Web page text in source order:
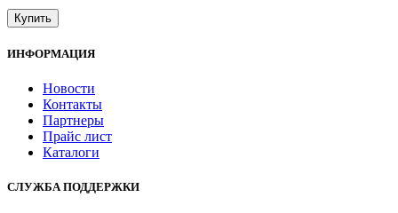
Купить
ИНФОРМАЦИЯ
Новости
Контакты
Партнеры
Прайс лист
Каталоги
СЛУЖБА ПОДДЕРЖКИ